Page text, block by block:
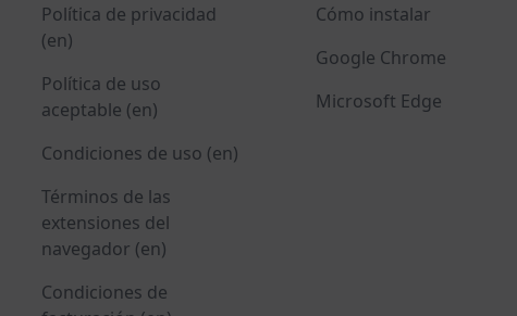
Política de privacidad
(en)
Política de uso
aceptable (en)
Condiciones de uso (en)
Términos de las
extensiones del
navegador (en)
Condiciones de
Cómo instalar
Google Chrome
Microsoft Edge